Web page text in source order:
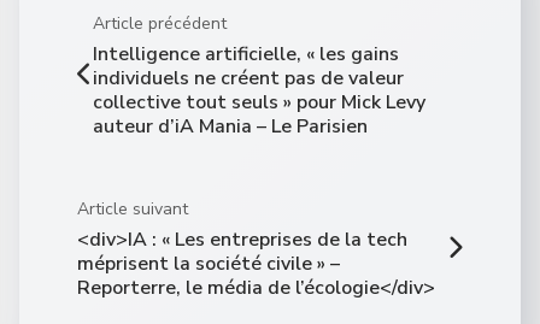
Article précédent
Intelligence artificielle, « les gains
individuels ne créent pas de valeur
collective tout seuls » pour Mick Levy
auteur d’iA Mania – Le Parisien
Article suivant
<div>IA : « Les entreprises de la tech
méprisent la société civile » –
Reporterre, le média de l’écologie</div>